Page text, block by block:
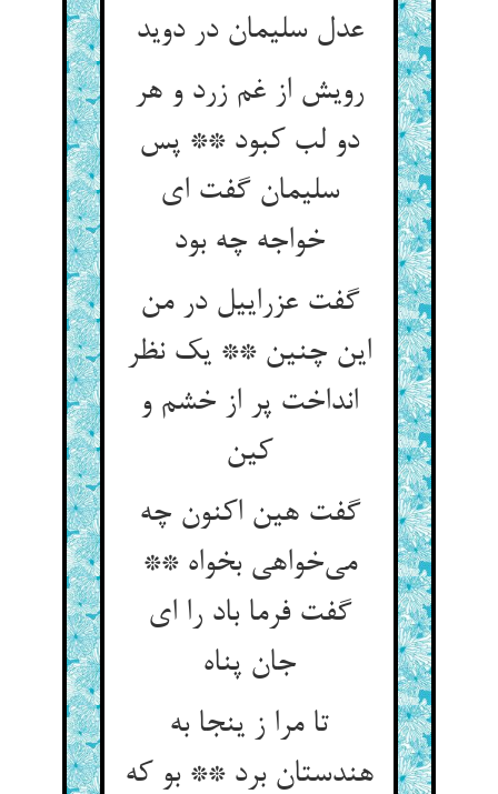
عدل سلیمان در دوید
رویش از غم زرد و هر
دو لب کبود ** پس
سلیمان گفت ای
خواجه چه بود
گفت عزراییل در من
این چنین ** یک نظر
انداخت پر از خشم و
گفت هین اکنون چه
می‌‌خواهی بخواه **
گفت فرما باد را ای
تا مرا ز ینجا به
هندستان برد ** بو که